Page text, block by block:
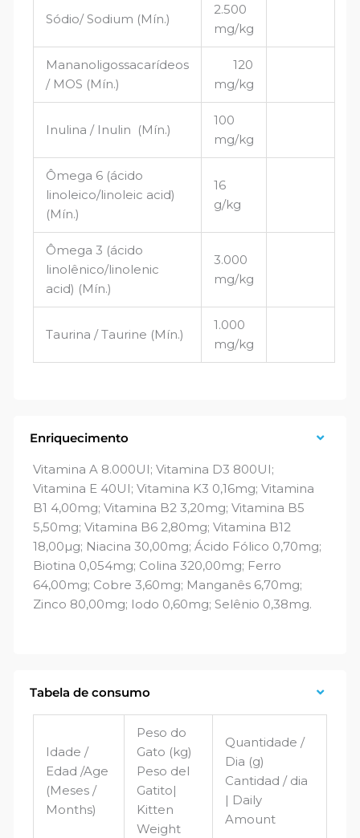
Sódio/ Sodium (Mín.)
2.500
mg/kg
Mananoligossacarídeos
/ MOS (Mín.)
120
mg/kg
Inulina / Inulin (Mín.)
100
mg/kg
Ômega 6 (ácido
linoleico/linoleic acid)
(Mín.)
16
g/kg
Ômega 3 (ácido
linolênico/linolenic
acid) (Mín.)
3.000
mg/kg
Taurina / Taurine (Mín.)
1.000
mg/kg
Enriquecimento
Vitamina A 8.000UI; Vitamina D3 800UI;
Vitamina E 40UI; Vitamina K3 0,16mg; Vitamina
B1 4,00mg; Vitamina B2 3,20mg; Vitamina B5
5,50mg; Vitamina B6 2,80mg; Vitamina B12
18,00µg; Niacina 30,00mg; Ácido Fólico 0,70mg;
Biotina 0,054mg; Colina 320,00mg; Ferro
64,00mg; Cobre 3,60mg; Manganês 6,70mg;
Zinco 80,00mg; Iodo 0,60mg; Selênio 0,38mg.
Tabela de consumo
Idade /
Edad /Age
(Meses /
Months)
Peso do
Gato (kg)
Peso del
Gatito|
Kitten
Weight
Quantidade /
Dia (g)
Cantidad / dia
| Daily
Amount